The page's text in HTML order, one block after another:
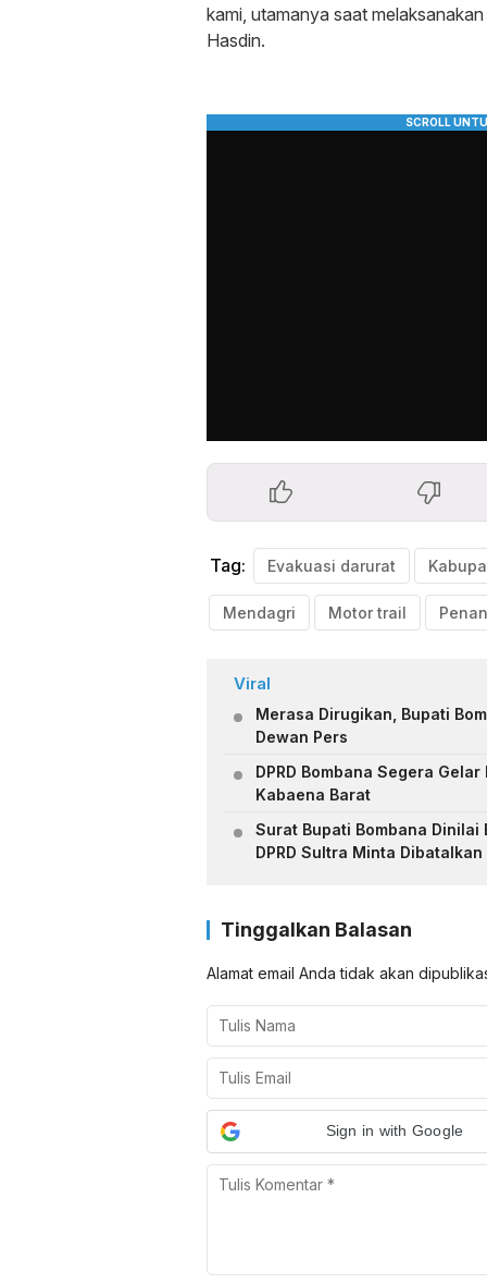
kami, utamanya saat
Hasdin.
Tag: Evakuasi darurat
Mendagri Motor trail
Viral
Merasa Dirugikan, Bupati
Dewan Pers
DPRD Bombana Segera
Kabaena Barat
Surat Bupati Bombana Dinilai
DPRD Sultra Minta Dibatalkan
Tinggalkan Balasan
Alamat email Anda tidak akan
Sign in with Google